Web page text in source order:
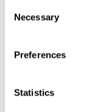
Selection
Necessary
Preferences
Statistics
semaines a été mené
atteintes d'insomnie
spécifique(groupe
l'entraînement. Pour